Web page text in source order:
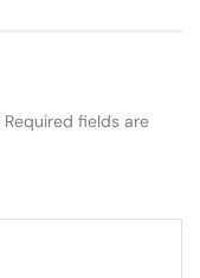
Required fields are